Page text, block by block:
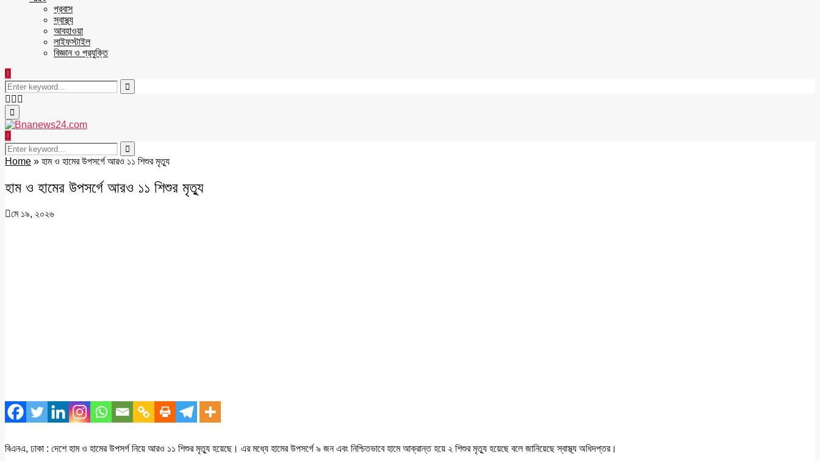
প্রবাস
স্বাস্থ্য
আবহাওয়া
লাইফস্টাইল
বিজ্ঞান ও প্রযুক্তি
Search
for:
Search
Facebook
Twitter
Primary
Menu
Search
for:
Search
Home » হাম ও হামের উপসর্গে আরও ১১ শিশুর মৃত্যু
হাম ও হামের উপসর্গে আরও ১১ শিশুর মৃত্যু
মে ১৯, ২০২৬
বিএনএ, ঢাকা : দেশে হাম ও হামের উপসর্গ নিয়ে আরও ১১ শিশুর মৃত্যু হয়েছে। এর মধ্যে হামের উপসর্গে ৯ জন এবং নিশ্চিতভাবে হামে আক্রান্ত হয়ে ২ শিশুর মৃত্যু হয়েছে বলে জানিয়েছে স্বাস্থ্য অধিদপ্তর।